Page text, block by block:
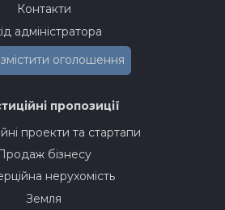
Контакти
адміністратора
оголошення
пропозиції
проекти та стартапи
бізнесу
нерухомість
Земля